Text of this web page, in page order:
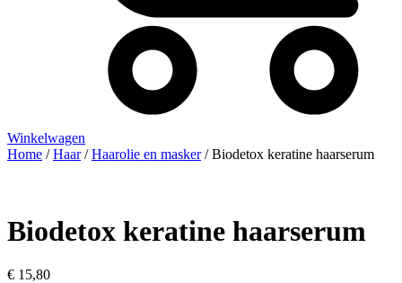
Winkelwagen
Home /Haar/Haarolie en masker/ Biodetox keratine haarserum
Biodetox keratine haarserum
€ 15,80